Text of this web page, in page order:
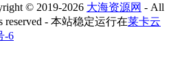
© 2019-2026 大海资源网 - All
reserved - 本站稳定运行在莱卡云
-6